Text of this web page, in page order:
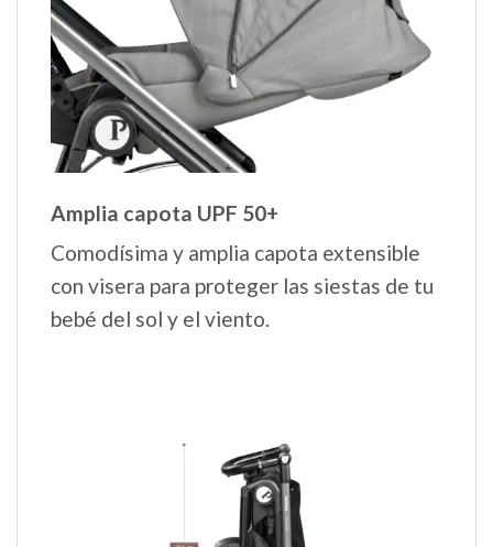
Amplia capota UPF 50+
Comodísima y amplia capota extensible
con visera para proteger las siestas de tu
bebé del sol y el viento.